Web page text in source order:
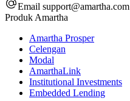
Email support@amartha.com
Produk Amartha
Amartha Prosper
Celengan
Modal
AmarthaLink
Institutional Investments
Embedded Lending